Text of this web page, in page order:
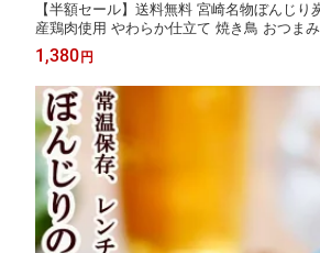
【半額セール】送料無料 宮崎名物ぼんじり
産鶏肉使用 やわらか仕立て 焼き鳥 おつま
装 温めるだけ 晩酌・家飲み 非常食・備蓄
り寄せグルメ ご飯のお供 ラーメン・カップ
かずに
1,380 円